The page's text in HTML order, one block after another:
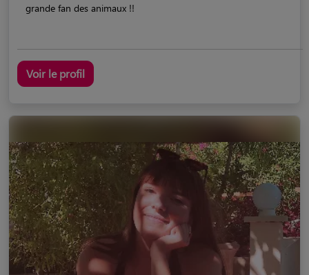
grande fan des animaux !!
Voir le profil